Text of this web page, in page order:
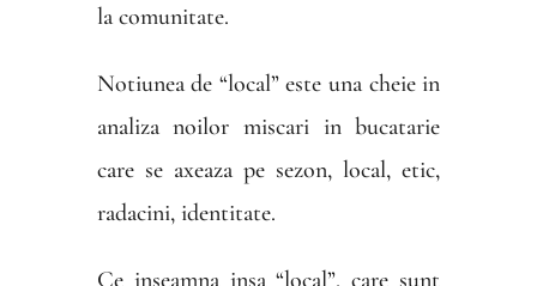
la comunitate.
Notiunea de “local” este una cheie in
analiza noilor miscari in bucatarie
care se axeaza pe sezon, local, etic,
radacini, identitate.
Ce inseamna insa “local”, care sunt